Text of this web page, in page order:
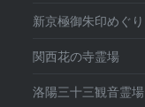
新京極御朱印めぐり
関西花の寺霊場
洛陽三十三観音霊場